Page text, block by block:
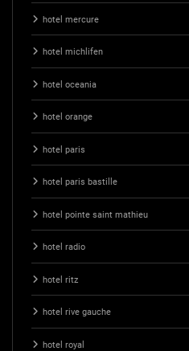
hotel mercure
hotel michlifen
hotel oceania
hotel orange
hotel paris
hotel paris bastille
hotel pointe saint mathieu
hotel radio
hotel ritz
hotel rive gauche
hotel royal